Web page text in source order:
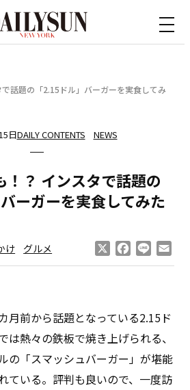
話題の「2.15ドル」バーガーを実食してみ
日DAILY CONTENTS NEWS
！？ インスタで話題の
ーガーを実食してみた
け グルメ Facebook
Line
月前から話題となっている2.15ド
は熱々の鉄板で焼き上げられる、
の「スマッシュバーガー」が堪能
ている。評判も良いので、一度訪